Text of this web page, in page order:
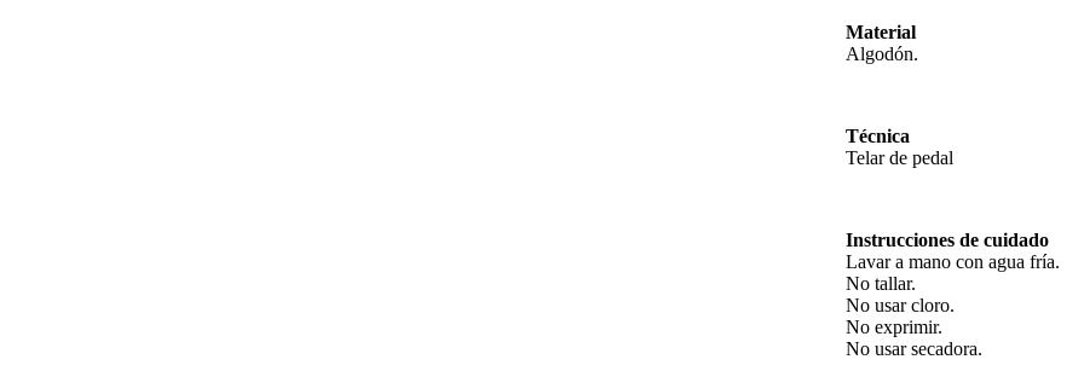
Material
Algodón.
Técnica
Telar de pedal
Instrucciones de cuidado
Lavar a mano con agua fría.
No tallar.
No usar cloro.
No exprimir.
No usar secadora.